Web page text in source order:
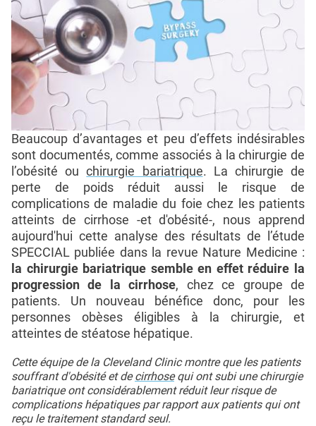
Beaucoup d’avantages et peu d’effets indésirables
sont documentés, comme associés à la chirurgie de
l’obésité ouchirurgie bariatrique. La chirurgie de
perte de poids réduit aussi le risque de
complications de maladie du foie chez les patients
atteints de cirrhose -et d'obésité-, nous apprend
aujourd'hui cette analyse des résultats de l’étude
SPECCIAL publiée dans la revue Nature Medicine :
la chirurgie bariatrique semble en effet réduire la
progression de la cirrhose, chez ce groupe de
patients. Un nouveau bénéfice donc, pour les
personnes obèses éligibles à la chirurgie, et
atteintes de stéatose hépatique.
Cette équipe de la Cleveland Clinic montre que les patients
souffrant d'obésité et decirrhosequi ont subi une chirurgie
bariatrique ont considérablement réduit leur risque de
complications hépatiques par rapport aux patients qui ont
reçu le traitement standard seul.